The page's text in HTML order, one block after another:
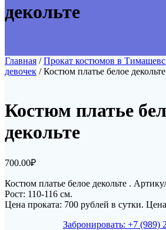
декольте
Главная /Прокат костюмов в
девочек / Костюм платье белое декольте
Костюм платье
декольте
700.00₽
Костюм платье белое декольте .
Рост: 110-116 см.
Цена проката: 700 рублей в сутки.
Забронировать: +7 (989)